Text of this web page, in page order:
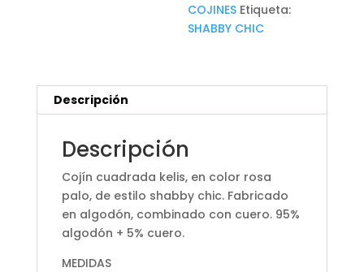
COJINES Etiqueta:
SHABBY CHIC
Descripción
Descripción
Cojín cuadrada kelis, en color rosa
palo, de estilo shabby chic. Fabricado
en algodón, combinado con cuero. 95%
algodón + 5% cuero.
MEDIDAS